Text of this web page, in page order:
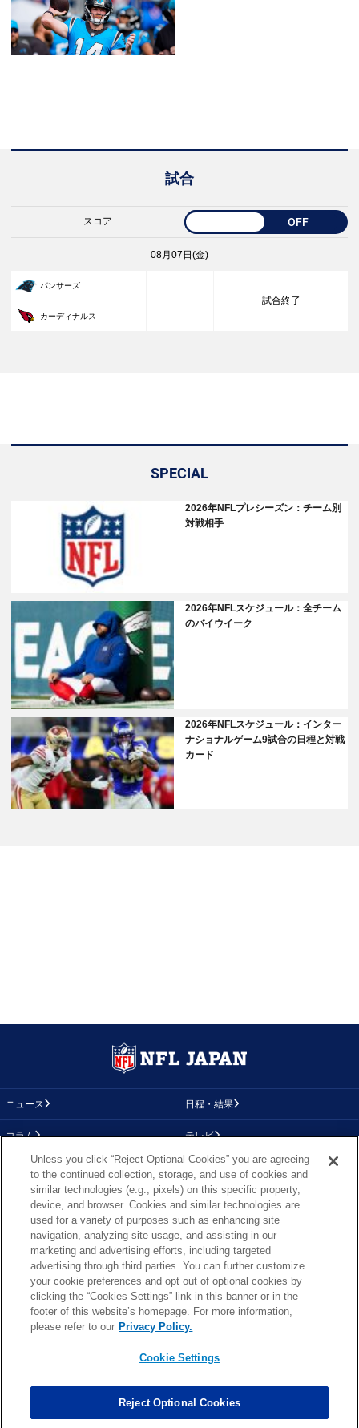
試合
スコア OFF
08月07日(金)
パンサーズ
試合終了
カーディナルス
SPECIAL
2026年NFLプレシーズン：チーム別
対戦相手
2026年NFLスケジュール：全チーム
のバイウイーク
2026年NFLスケジュール：インター
ナショナルゲーム9試合の日程と対戦
カード
ニュース 日程・結果
コラム テレビ
画像
順位表
About NFL
More NFL 特集
TOP お問い合わせ FAQ
PHOTO BY AP Images / PHOTO BY Getty Images
Unless you click “Reject Optional Cookies” you are agreeing
to the continued collection, storage, and use of cookies and
similar technologies (e.g., pixels) on this specific property,
device, and browser. Cookies and similar technologies are
used for a variety of purposes such as enhancing site
navigation, analyzing site usage, and assisting in our
marketing and advertising efforts, including targeted
advertising through third parties. You can further customize
your cookie preferences and opt out of optional cookies by
clicking the “Cookies Settings” link in this banner or in the
footer of this website’s homepage. For more information,
please refer to our Privacy Policy.
Cookie Settings
Reject Optional Cookies